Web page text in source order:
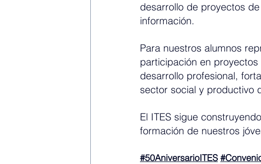
desarrollo de proyectos
información.
Para nuestros alumnos
participación en
desarrollo profesional,
sector social y productivo
El ITES sigue
formación de nuestros
#50AniversarioITES